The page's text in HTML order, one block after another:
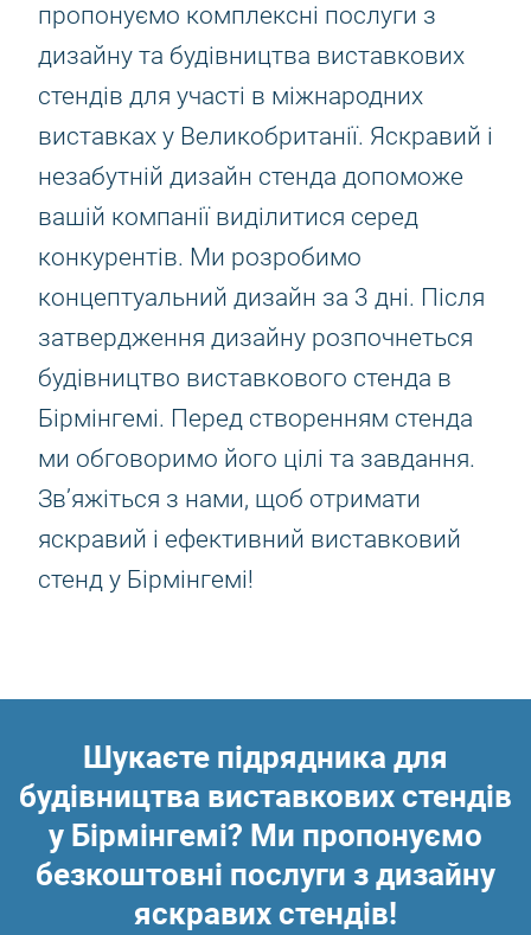
пропонуємо комплексні послуги з
дизайну та будівництва виставкових
стендів для участі в міжнародних
виставках у Великобританії. Яскравий і
незабутній дизайн стенда допоможе
вашій компанії виділитися серед
конкурентів. Ми розробимо
концептуальний дизайн за 3 дні. Після
затвердження дизайну розпочнеться
будівництво виставкового стенда в
Бірмінгемі. Перед створенням стенда
ми обговоримо його цілі та завдання.
Зв’яжіться з нами, щоб отримати
яскравий і ефективний виставковий
стенд у Бірмінгемі!
Шукаєте підрядника для
будівництва виставкових стендів
у Бірмінгемі? Ми пропонуємо
безкоштовні послуги з дизайну
яскравих стендів!